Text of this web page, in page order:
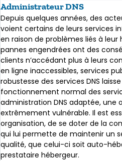
Administrateur DNS
Depuis quelques années, des
voient certains de leurs services
en raison de problèmes liés à leur
pannes engendrées ont des
clients n’accédant plus à leurs
en ligne inaccessibles, services
robustesse des services DNS
fonctionnement normal des
administration DNS adaptée, une
extrêmement vulnérable. Il est
organisation, de se doter de la
qui lui permette de maintenir un
qualité, que celui-ci soit auto-
prestataire hébergeur.